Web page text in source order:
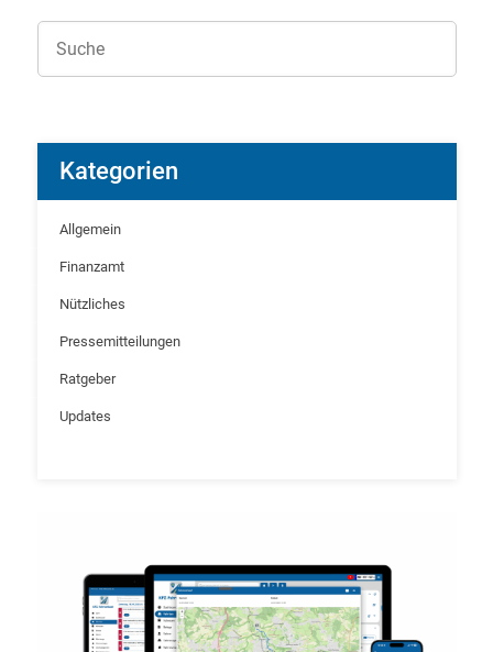
Kategorien
Allgemein
Finanzamt
Nützliches
Pressemitteilungen
Ratgeber
Updates